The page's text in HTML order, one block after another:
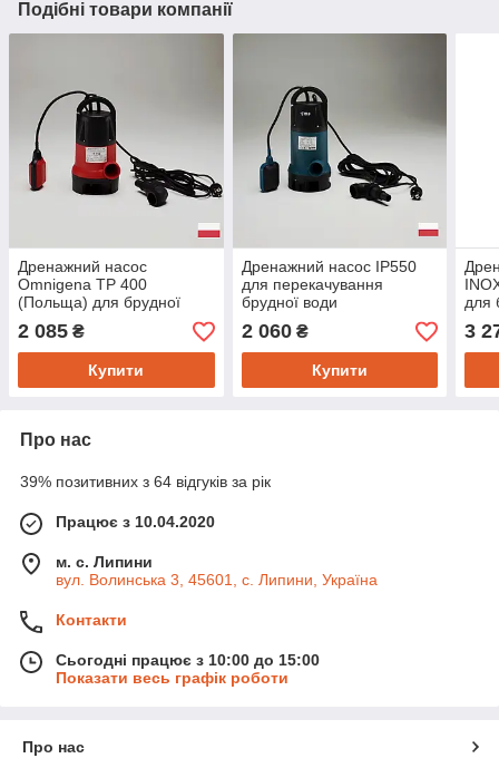
Подібні товари компанії
Дренажний насос
Omnigena TP 400
(Польща) для брудної
води
2 085 ₴
Купити
Дренажний насос IP550
для перекачування
брудної води
2 060₴
Купити
для
3
Про нас
39% позитивних з 64 відгуків за рік
Працює з 10.04.2020
м. с. Липини
вул. Волинська 3, 45601, с. Липини, Україна
Контакти
Сьогодні працює з 10:00 до 15:00
Показати весь графік роботи
Про нас